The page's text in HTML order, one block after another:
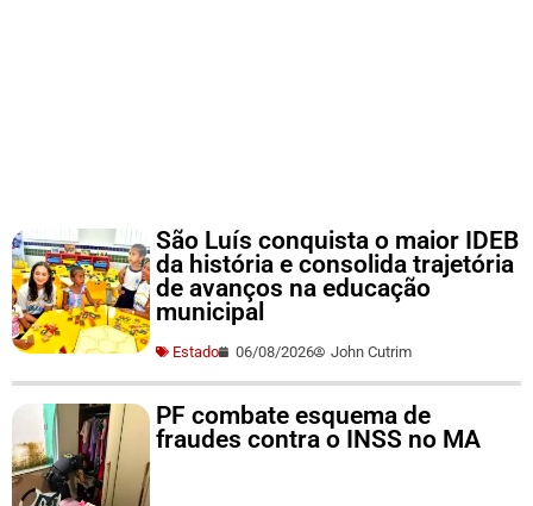
São Luís conquista o maior IDEB
da história e consolida trajetória
de avanços na educação
municipal
Estado 06/08/2026 John Cutrim
PF combate esquema de
fraudes contra o INSS no MA